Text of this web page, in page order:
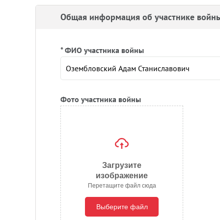
Общая информация об участнике
* ФИО участника войны
Фото участника войны
Загрузите
изображение
Перетащите файл сюда